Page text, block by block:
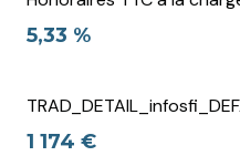
5,33 %
1 174 €